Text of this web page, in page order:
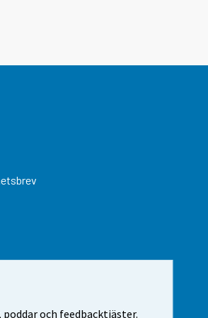
och feedbacktjäster.